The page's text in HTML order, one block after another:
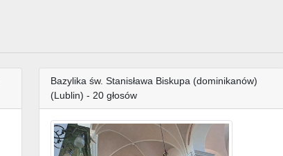
Bazylika św. Stanisława Biskupa (dominikanów)
(Lublin) - 20 głosów